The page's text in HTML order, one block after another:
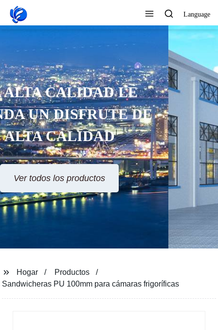
Language
SERVICIO AL CLIENTE 24
HORAS EN LÍNEA
Ver todos los productos
Hogar
Productos
Sandwicheras PU 100mm para cámaras frigoríficas